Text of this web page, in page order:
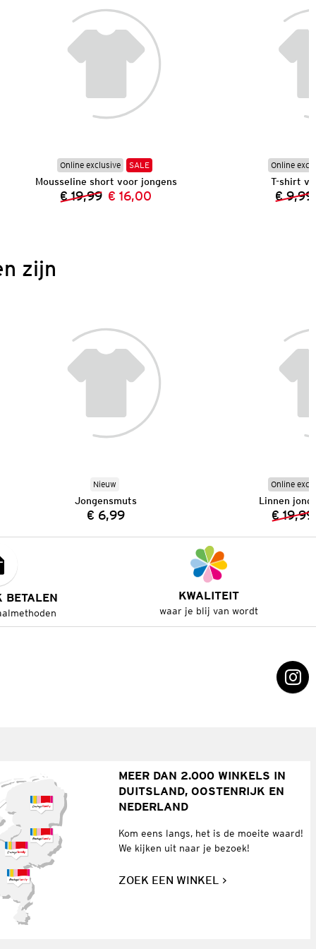
Online exclusive SALE
Mousseline short voor jongens
Vorige prijs:
€ 19,99 Nieuwe prijs:
€ 16,00
Online
T-shirt
€ 9,99
zijn
Nieuw
Jongensmuts
Prijs:
€ 6,99
Online
Linnen
€ 19,99
BETALEN KWALITEIT
waar je blij van wordt
MEER DAN 2.000 WINKELS IN
DUITSLAND, OOSTENRIJK EN
NEDERLAND
Kom eens langs, het is de moeite waard!
We kijken uit naar je bezoek!
ZOEK EEN WINKEL